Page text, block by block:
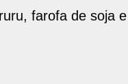
farofa de soja e